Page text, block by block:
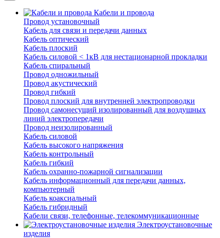
Кабели и провода
Провод установочный
Кабель для связи и передачи данных
Кабель оптический
Кабель плоский
Кабель силовой < 1кВ для нестационарной прокладки
Кабель спиральный
Провод одножильный
Провод акустический
Провод гибкий
Провод плоский для внутренней электропроводки
Провод самонесущий изолированный для воздушных
линий электропередачи
Провод неизолированный
Кабель силовой
Кабель высокого напряжения
Кабель контрольный
Кабель гибкий
Кабель охранно-пожарной сигнализации
Кабель информационный для передачи данных,
компьютерный
Кабель коаксиальный
Кабель гибридный
Кабели связи, телефонные, телекоммуникационные
Электроустановочные
изделия